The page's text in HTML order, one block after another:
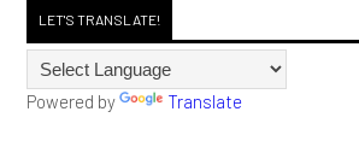
LET'S TRANSLATE!
Powered by Translate